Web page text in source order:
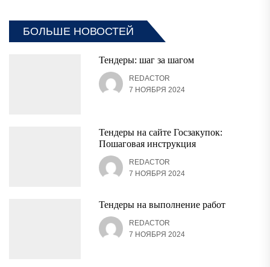
БОЛЬШЕ НОВОСТЕЙ
Тендеры: шаг за шагом
REDACTOR
7 НОЯБРЯ 2024
Тендеры на сайте Госзакупок:
Пошаговая инструкция
REDACTOR
7 НОЯБРЯ 2024
Тендеры на выполнение работ
REDACTOR
7 НОЯБРЯ 2024